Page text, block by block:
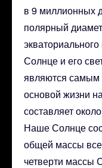
в 9 миллионных
полярный
Солнце и его
являются самым
основой жизни
составляет
Наше Солнце
общей массы
четверти массы